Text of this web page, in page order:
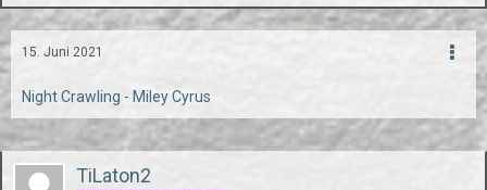
15. Juni 2021
Night Crawling - Miley Cyrus
TiLaton2